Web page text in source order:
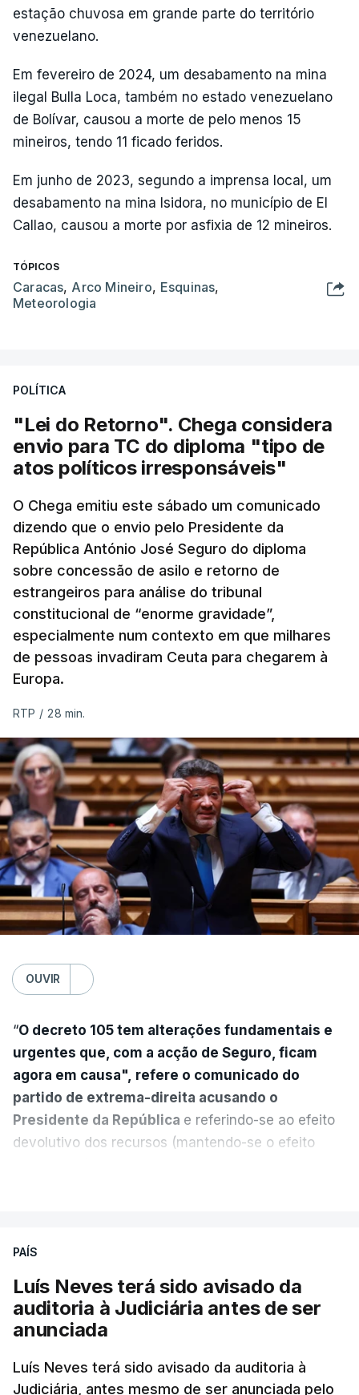
estação chuvosa em grande parte do território
venezuelano.
Em fevereiro de 2024, um desabamento na mina
ilegal Bulla Loca, também no estado venezuelano
de Bolívar, causou a morte de pelo menos 15
mineiros, tendo 11 ficado feridos.
Em junho de 2023, segundo a imprensa local, um
desabamento na mina Isidora, no município de El
Callao, causou a morte por asfixia de 12 mineiros.
TÓPICOS
Caracas, Arco Mineiro, Esquinas,
Meteorologia
POLÍTICA
"Lei do Retorno". Chega considera
envio para TC do diploma "tipo de
atos políticos irresponsáveis"
O Chega emitiu este sábado um comunicado
dizendo que o envio pelo Presidente da
República António José Seguro do diploma
sobre concessão de asilo e retorno de
estrangeiros para análise do tribunal
constitucional de “enorme gravidade”,
especialmente num contexto em que milhares
de pessoas invadiram Ceuta para chegarem à
Europa.
RTP / 28 min.
OUVIR
“O decreto 105 tem alterações fundamentais e
urgentes que, com a acção de Seguro, ficam
agora em causa", refere o comunicado do
partido de extrema-direita acusando o
Presidente da República e referindo-se ao efeito
devolutivo dos recursos (mantendo-se o efeito
quanto à possibilidade de expulsar do país
cidadãos adultos em situação ilegal, se
tiverem filhos menores.
prazo de 60 dias, os imigrantes terão que ser
libertados,ainda que os seus pedidos de asilo
PAÍS
Luís Neves terá sido avisado da
auditoria à Judiciária antes de ser
anunciada
Luís Neves terá sido avisado da auditoria à
Judiciária, antes mesmo de ser anunciada pelo